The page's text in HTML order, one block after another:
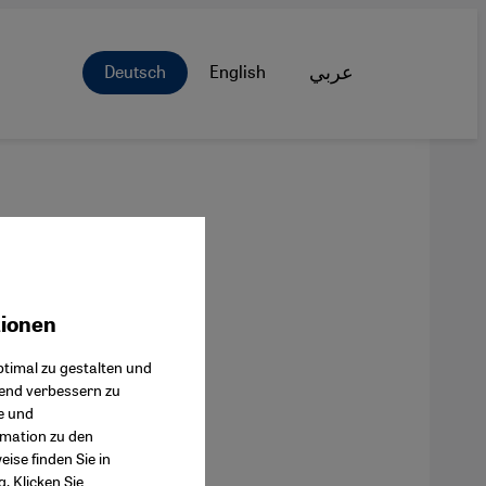
Deutsch English عربي
zu gestalten und
verbessern zu
und
zu den
finden Sie in
. Klicken Sie
Connect